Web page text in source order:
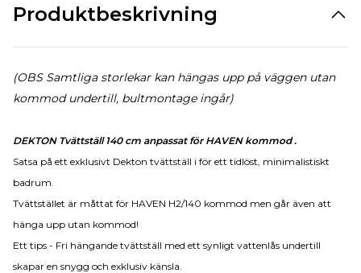
Produktbeskrivning
(OBS Samtliga storlekar kan hängas upp på väggen utan
kommod undertill, bultmontage ingår)
DEKTON Tvättställ 140 cm anpassat för HAVEN kommod .
Satsa på ett exklusivt Dekton tvättställ i för ett tidlöst, minimalistiskt
badrum.
Tvättstället är måttat för HAVEN H2/140 kommod men går även att
hänga upp utan kommod!
Ett tips - Fri hängande tvättställ med ett synligt vattenlås undertill
skapar en snygg och exklusiv känsla.